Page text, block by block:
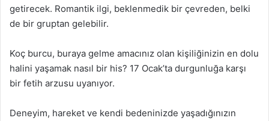
getirecek. Romantik ilgi, beklenmedik bir çevreden, belki
de bir gruptan gelebilir.
Koç burcu, buraya gelme amacınız olan kişiliğinizin en dolu
halini yaşamak nasıl bir his? 17 Ocak’ta durgunluğa karşı
bir fetih arzusu uyanıyor.
Deneyim, hareket ve kendi bedeninizde yaşadığınızın